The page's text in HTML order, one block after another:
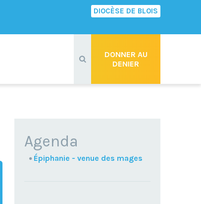
DIOCÈSE DE BLOIS
DONNER AU
DENIER
NAVIGATION
Agenda
Épiphanie - venue des mages